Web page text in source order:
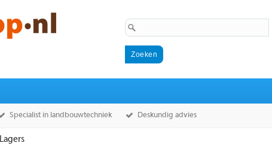
Specialist in landbouwtechniek Deskundig advies
Lagers